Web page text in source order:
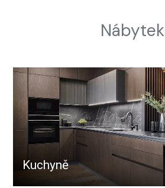
Nábytek
Kuchyně